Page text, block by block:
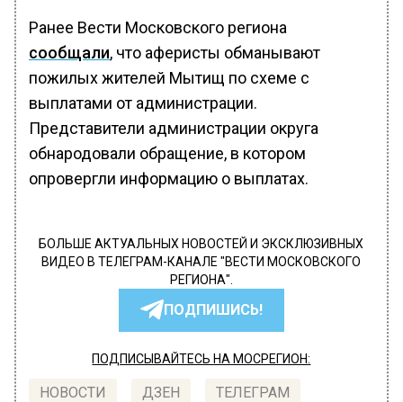
Ранее Вести Московского региона
сообщали, что аферисты обманывают
пожилых жителей Мытищ по схеме с
выплатами от администрации.
Представители администрации округа
обнародовали обращение, в котором
опровергли информацию о выплатах.
БОЛЬШЕ АКТУАЛЬНЫХ НОВОСТЕЙ И ЭКСКЛЮЗИВНЫХ
ВИДЕО В ТЕЛЕГРАМ-КАНАЛЕ "ВЕСТИ МОСКОВСКОГО
РЕГИОНА".
ПОДПИШИСЬ!
ПОДПИСЫВАЙТЕСЬ НА МОСРЕГИОН:
НОВОСТИ ДЗЕН ТЕЛЕГРАМ